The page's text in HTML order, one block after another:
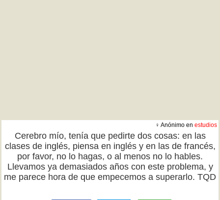
♀ Anónimo en estudios
Cerebro mío, tenía que pedirte dos cosas: en las
clases de inglés, piensa en inglés y en las de francés,
por favor, no lo hagas, o al menos no lo hables.
Llevamos ya demasiados años con este problema, y
me parece hora de que empecemos a superarlo. TQD